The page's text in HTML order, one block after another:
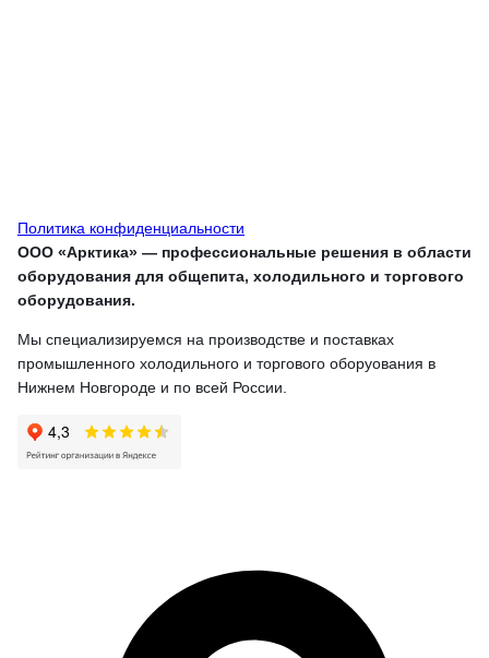
Политика конфиденциальности
ООО «Арктика» — профессиональные решения в области
оборудования для общепита, холодильного и торгового
оборудования.
Мы специализируемся на производстве и поставках
промышленного холодильного и торгового оборуования в
Нижнем Новгороде и по всей России.